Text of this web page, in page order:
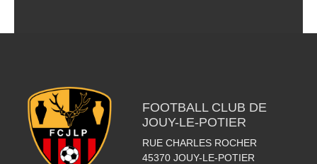
FOOTBALL CLUB DE
JOUY-LE-POTIER
RUE CHARLES ROCHER
45370 JOUY-LE-POTIER